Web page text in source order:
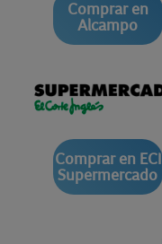
Comprar en
Alcampo
Comprar en ECI
Supermercado